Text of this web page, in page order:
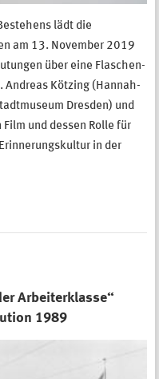
lädt die
am 13. November 2019
über eine Flaschen-
Andreas Kötzing (Hannah-
Dresden) und
und dessen Rolle für
in der
Arbeiterklasse“
1989